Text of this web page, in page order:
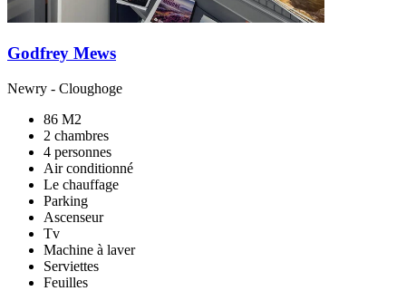
Godfrey Mews
Newry - Cloughoge
86 M2
2 chambres
4 personnes
Air conditionné
Le chauffage
Parking
Ascenseur
Tv
Machine à laver
Serviettes
Feuilles